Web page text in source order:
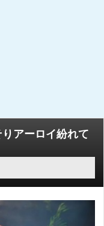
りアーロイ紛れて